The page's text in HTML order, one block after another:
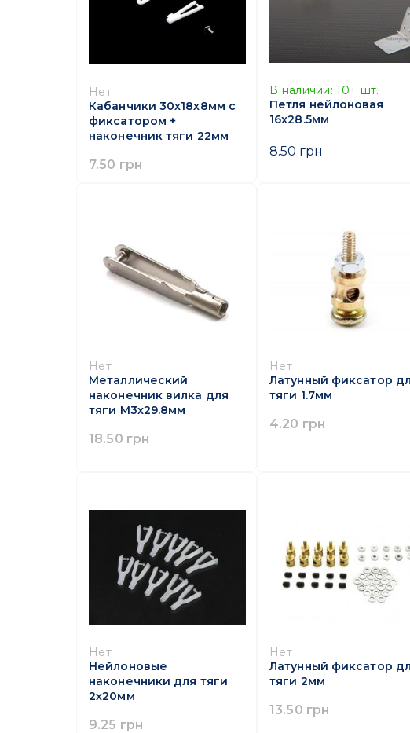
Нет
Кабанчики 30х18х8мм с
фиксатором +
наконечник тяги 22мм
7.50 грн
В наличии: 10+ шт.
Петля нейлоновая
16x28.5мм
8.50 грн
Нет
Металлический
наконечник вилка для
тяги M3x29.8мм
18.50 грн
Нет
Латунный фиксатор
тяги 1.7мм
4.20 грн
Нет
Нейлоновые
наконечники для тяги
2х20мм
9.25 грн
Нет
Латунный фиксатор
тяги 2мм
13.50 грн